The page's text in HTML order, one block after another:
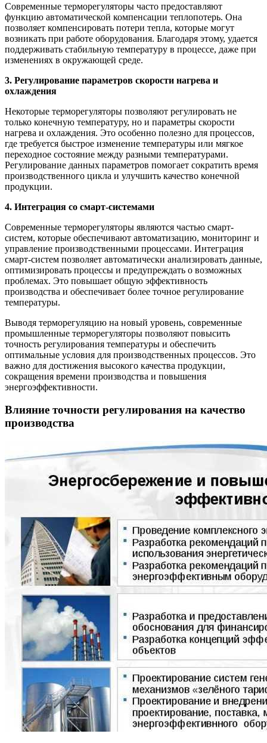
Современные терморегуляторы часто предоставляют
функцию автоматической компенсации теплопотерь. Она
позволяет компенсировать потери тепла, которые могут
возникать при работе оборудования. Благодаря этому, удается
поддерживать стабильную температуру в процессе, даже при
изменениях в окружающей среде.
3. Регулирование параметров скорости нагрева и
охлаждения
Некоторые терморегуляторы позволяют регулировать не
только конечную температуру, но и параметры скорости
нагрева и охлаждения. Это особенно полезно для процессов,
где требуется быстрое изменение температуры или мягкое
переходное состояние между разными температурами.
Регулирование данных параметров помогает сократить время
производственного цикла и улучшить качество конечной
продукции.
4. Интеграция со смарт-системами
Современные терморегуляторы являются частью смарт-
систем, которые обеспечивают автоматизацию, мониторинг и
управление производственными процессами. Интеграция
смарт-систем позволяет автоматически анализировать данные,
оптимизировать процессы и предупреждать о возможных
проблемах. Это повышает общую эффективность
производства и обеспечивает более точное регулирование
температуры.
Выводя терморегуляцию на новый уровень, современные
промышленные терморегуляторы позволяют повысить
точность регулирования температуры и обеспечить
оптимальные условия для производственных процессов. Это
важно для достижения высокого качества продукции,
сокращения времени производства и повышения
энергоэффективности.
Влияние точности регулирования на качество
производства